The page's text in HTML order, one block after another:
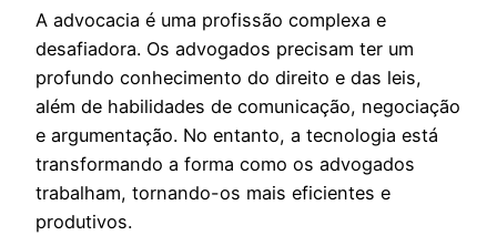
A advocacia é uma profissão complexa e
desafiadora. Os advogados precisam ter um
profundo conhecimento do direito e das leis,
além de habilidades de comunicação, negociação
e argumentação. No entanto, a tecnologia está
transformando a forma como os advogados
trabalham, tornando-os mais eficientes e
produtivos.